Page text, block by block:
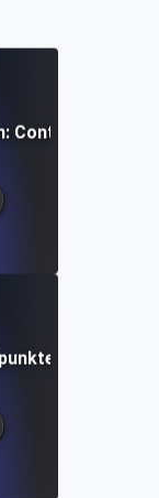
Containers
Stabilität